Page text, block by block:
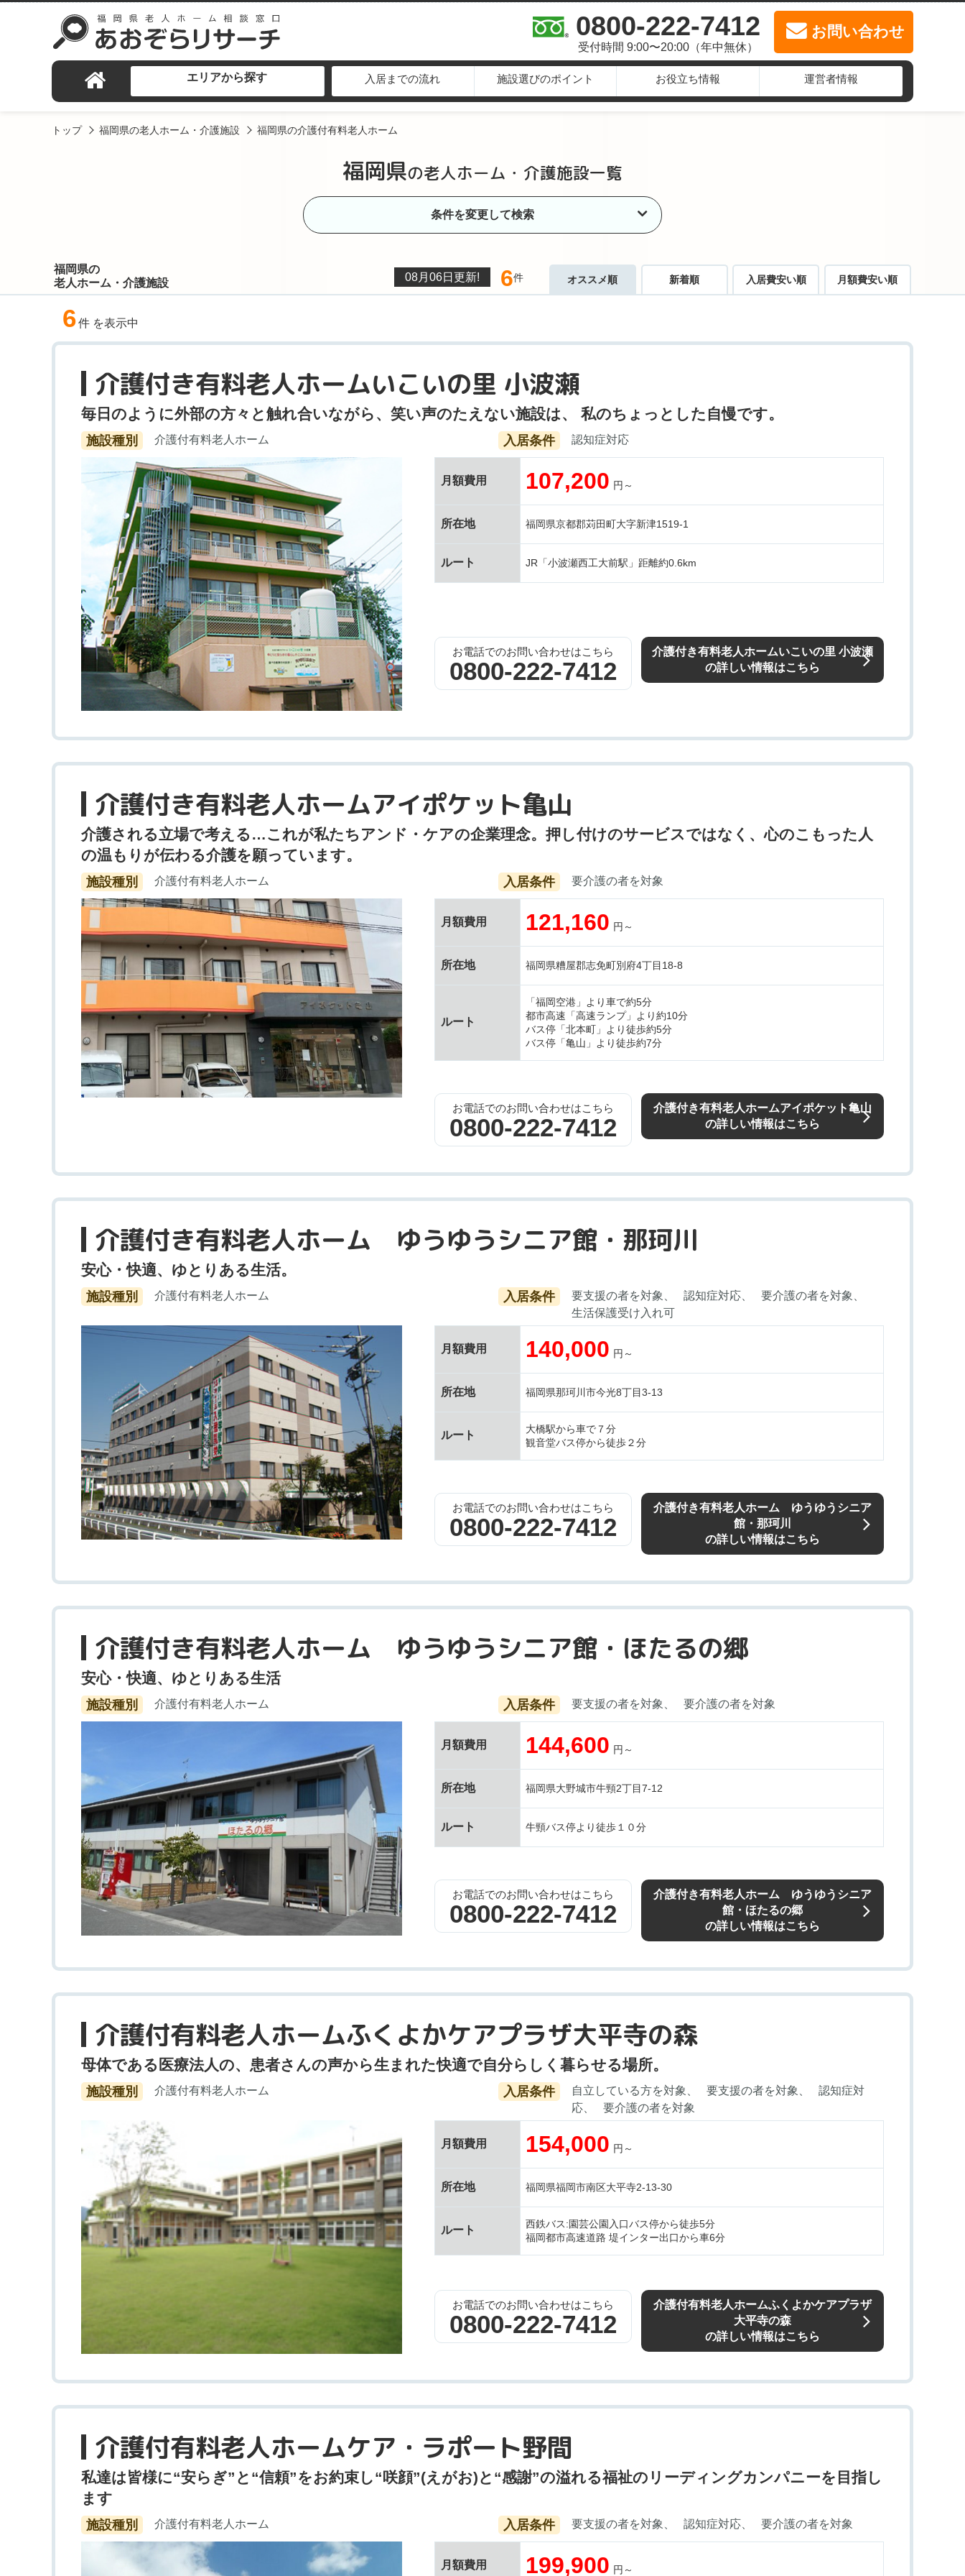
0800-222-7412
受付時間 9:00〜20:00（年中無休）
お問い合わせ
エリアから探す 入居までの流れ 施設選びのポイント お役立ち情報 運営者情報
トップ 福岡県の老人ホーム・介護施設 福岡県の介護付有料老人ホーム
福岡県の老人ホーム・介護施設一覧
条件を変更して検索
福岡県の
老人ホーム・介護施設
08月06日 更新! 6件 オススメ順 新着順 入居費安い順 月額費安い順
6件 を表示中
介護付き有料老人ホームいこいの里 小波瀬
毎日のように外部の方々と触れ合いながら、笑い声のたえない施設は、 私のちょっとした自慢です。
施設種別 介護付有料老人ホーム 入居条件 認知症対応
月額費用 107,200 円～
所在地 福岡県京都郡苅田町大字新津1519-1
ルート JR「小波瀬西工大前駅」距離約0.6km
お電話でのお問い合わせはこちら
0800-222-7412
介護付き有料老人ホームいこいの里 小波瀬
の詳しい情報はこちら
介護付き有料老人ホームアイポケット亀山
介護される立場で考える…これが私たちアンド・ケアの企業理念。押し付けのサービスではなく、心のこもった人
の温もりが伝わる介護を願っています。
施設種別 介護付有料老人ホーム 入居条件 要介護の者を対象
月額費用 121,160 円～
所在地 福岡県糟屋郡志免町別府4丁目18-8
ルート
「福岡空港」より車で約5分
都市高速「高速ランプ」より約10分
バス停「北本町」より徒歩約5分
バス停「亀山」より徒歩約7分
お電話でのお問い合わせはこちら
0800-222-7412
介護付き有料老人ホームアイポケット亀山
の詳しい情報はこちら
介護付き有料老人ホーム ゆうゆうシニア館・那珂川
安心・快適、ゆとりある生活。
施設種別 介護付有料老人ホーム 入居条件 要支援の者を対象 認知症対応
要介護の者を対象
生活保護受け入れ可
月額費用 140,000 円～
所在地 福岡県那珂川市今光8丁目3-13
ルート
大橋駅から車で７分
観音堂バス停から徒歩２分
お電話でのお問い合わせはこちら
0800-222-7412
介護付き有料老人ホーム ゆうゆうシニア
館・那珂川
の詳しい情報はこちら
介護付き有料老人ホーム ゆうゆうシニア館・ほたるの郷
安心・快適、ゆとりある生活
施設種別 介護付有料老人ホーム 入居条件 要支援の者を対象 要介護の者を対象
月額費用 144,600 円～
所在地 福岡県大野城市牛頸2丁目7-12
ルート 牛頸バス停より徒歩１０分
お電話でのお問い合わせはこちら
0800-222-7412
介護付き有料老人ホーム ゆうゆうシニア
館・ほたるの郷
の詳しい情報はこちら
介護付有料老人ホームふくよかケアプラザ大平寺の森
母体である医療法人の、患者さんの声から生まれた快適で自分らしく暮らせる場所。
施設種別 介護付有料老人ホーム 入居条件 自立している方を対象 要支援の者を対象
認知症対
応
要介護の者を対象
月額費用 154,000 円～
所在地 福岡県福岡市南区大平寺2-13-30
ルート
西鉄バス:園芸公園入口バス停から徒歩5分
福岡都市高速道路 堤インター出口から車6分
お電話でのお問い合わせはこちら
0800-222-7412
介護付有料老人ホームふくよかケアプラザ
大平寺の森
の詳しい情報はこちら
介護付有料老人ホームケア・ラポート野間
私達は皆様に“安らぎ”と“信頼”をお約束し“咲顔”(えがお)と“感謝”の溢れる福祉のリーディングカンパニーを目指し
ます
施設種別 介護付有料老人ホーム 入居条件 要支援の者を対象 認知症対応 要介護の者を対象
月額費用 199,900 円～